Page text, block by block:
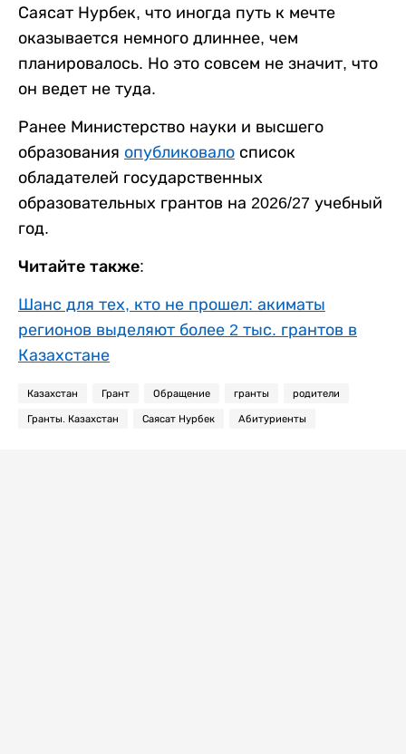
Саясат Нурбек, что иногда путь к мечте
оказывается немного длиннее, чем
планировалось. Но это совсем не значит, что
он ведет не туда.
Ранее Министерство науки и высшего
образования опубликовало список
обладателей государственных
образовательных грантов на 2026/27 учебный
год.
Читайте также:
Шанс для тех, кто не прошел: акиматы
регионов выделяют более 2 тыс. грантов в
Казахстане
Казахстан Грант Обращение гранты родители
Гранты. Казахстан Саясат Нурбек Абитуриенты